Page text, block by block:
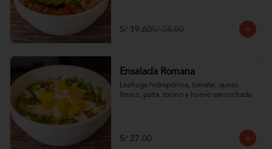
S/ 19.60S/ 28.00
Ensalada Romana
Lechuga hidropónica, tomate, queso
fresco, palta, tocino y huevo sancochado
S/ 27.00